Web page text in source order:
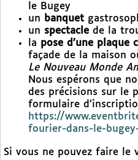
le Bugey
un banquet
un spectacle de la
la pose d’une plaque
façade de la maison
Le Nouveau Monde
Nous espérons que
des précisions sur le
formulaire
https://
fourier-dans-le-
Si vous ne pouvez faire le